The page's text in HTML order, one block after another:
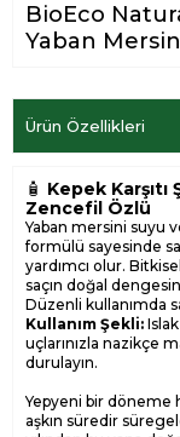
BioEco
Yaban
Ürün Özellikleri
🧴 Kepek
Zencefil Özlü
Yaban mersini suyu
formülü sayesinde
yardımcı olur.
saçın doğal
Düzenli kullanımda
Kullanım Şekli:
uçlarınızla nazikçe
durulayın.
Yepyeni bir döneme
aşkın süredir